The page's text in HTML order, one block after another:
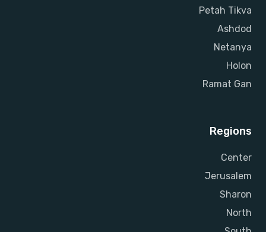
Petah Tikva
Ashdod
Netanya
Holon
Ramat Gan
Regions
Center
Jerusalem
Sharon
North